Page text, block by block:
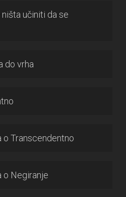
učiniti da se
do vrha
o Transcendentno
o Negiranje